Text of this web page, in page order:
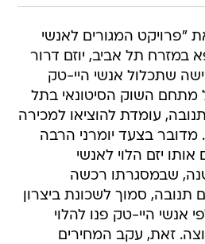
"פרויקט המגורים לאנשי
תל אביב, יוזם דרור
שתכלול אנשי היי-טק
מתחם השוק הסיטונאי בתל
עומדת להוציאו למכירה
בצעד יומרני הרבה
יזם הלוי לאנשי
שבמסגרתו רכשה
סמוך לשכונת ביצרון
אלפי אנשי היי-טק פנו להלוי
זאת, עקב המחירים